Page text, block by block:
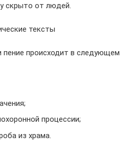
скрыто от людей.
тексты
пение происходит в следующем
процессии;
из храма.